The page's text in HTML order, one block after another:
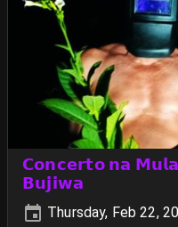
𝗖𝗼𝗻𝗰𝗲𝗿𝘁𝗼 𝗻𝗮
𝗕𝘂𝗷𝗶𝘄𝗮
Thursday, Feb 22,